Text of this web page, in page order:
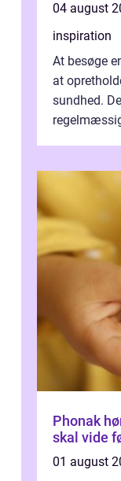
04 august
inspiration
At besøge
at
sundhed.
Phonak
skal vide
01 august